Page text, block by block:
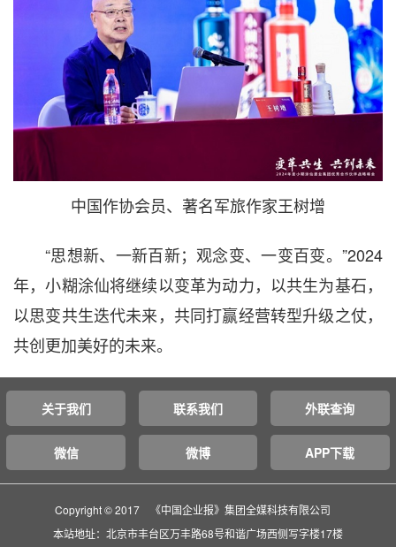
中国作协会员、著名军旅作家王树增
“思想新、一新百新；观念变、一变百变。”2024
年，小糊涂仙将继续以变革为动力，以共生为基石，
以思变共生迭代未来，共同打赢经营转型升级之仗，
共创更加美好的未来。
关于我们 联系我们 外联查询
微信 微博 APP下载
Copyright © 2017 《中国企业报》集团全媒科技有限公司
本站地址：北京市丰台区万丰路68号和谐广场西侧写字楼17楼